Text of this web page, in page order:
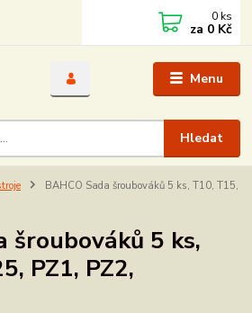
Menu
Hledat
0 ks
za 0 Kč
BAHCO Sada šroubováků 5 ks, T10, T15,
šroubováků 5 ks,
PZ1, PZ2,